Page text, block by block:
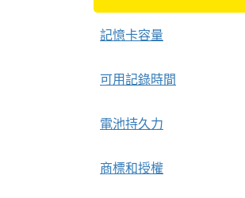
記憶卡容量
可用記錄時間
電池持久力
商標和授權